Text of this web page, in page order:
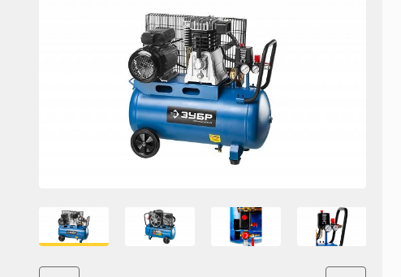
Самоклеящиеся плёнки
Листовые материалы
Клей, скотчи и крепёж
Мобильные конструкции и
Сублимация и термотрансфер